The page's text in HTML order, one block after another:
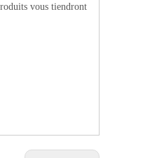
vous tiendront